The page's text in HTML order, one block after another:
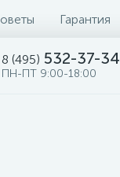
Гарантия
8 (495) 532-37-34
ПН-ПТ 9:00-18:00